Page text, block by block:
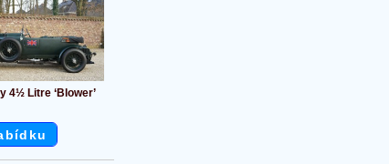
4½ Litre ‘Blower’